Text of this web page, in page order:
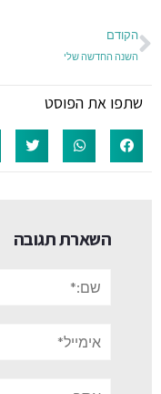
הקודם
השנה החדשה שלי
שתפו את הפוסט
השארת תגובה